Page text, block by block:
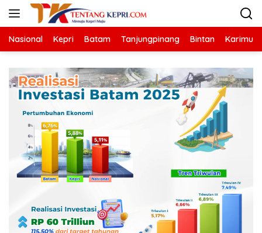
Langsung
Nasional Kepri Batam Tanjungpinang Bintan Karimun